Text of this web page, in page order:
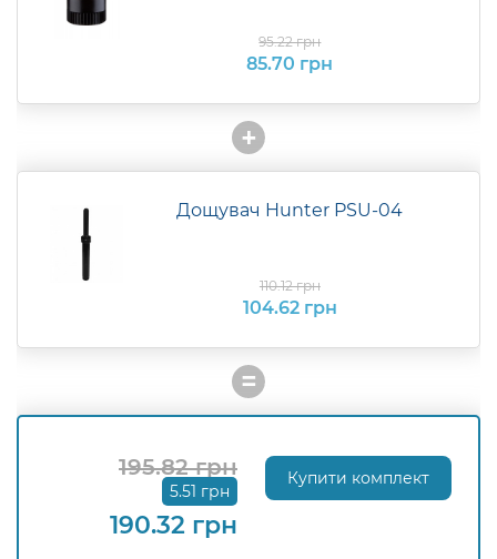
95.22 грн
85.70 грн
+
Дощувач Hunter PSU-04
110.12 грн
104.62 грн
=
195.82 грн
5.51 грн
190.32 грн
Купити комплект